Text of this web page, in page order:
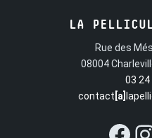
LA
Rue des
08004
03 24
contact [a]